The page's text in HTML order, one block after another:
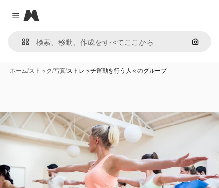
Close menu
Magnific
画像で
ホーム/ストック/写真/ストレッチ運動を行う人々のグループ